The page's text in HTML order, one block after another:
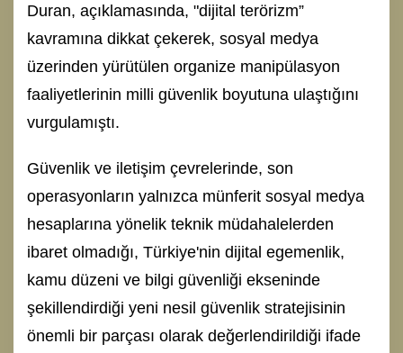
Duran, açıklamasında, "dijital terörizm”
kavramına dikkat çekerek, sosyal medya
üzerinden yürütülen organize manipülasyon
faaliyetlerinin milli güvenlik boyutuna ulaştığını
vurgulamıştı.
Güvenlik ve iletişim çevrelerinde, son
operasyonların yalnızca münferit sosyal medya
hesaplarına yönelik teknik müdahalelerden
ibaret olmadığı, Türkiye'nin dijital egemenlik,
kamu düzeni ve bilgi güvenliği ekseninde
şekillendirdiği yeni nesil güvenlik stratejisinin
önemli bir parçası olarak değerlendirildiği ifade